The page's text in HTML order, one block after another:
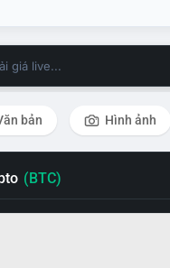
giá live...
bản Hình ảnh
(BTC)